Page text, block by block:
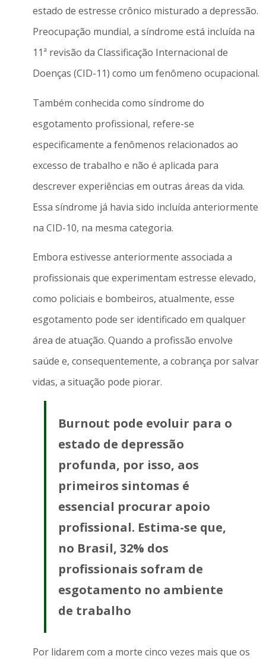
estado de estresse crônico misturado a depressão.
Preocupação mundial, a síndrome está incluída na
11ª revisão da Classificação Internacional de
Doenças (CID-11) como um fenômeno ocupacional.
Também conhecida como síndrome do
esgotamento profissional, refere-se
especificamente a fenômenos relacionados ao
excesso de trabalho e não é aplicada para
descrever experiências em outras áreas da vida.
Essa síndrome já havia sido incluída anteriormente
na CID-10, na mesma categoria.
Embora estivesse anteriormente associada a
profissionais que experimentam estresse elevado,
como policiais e bombeiros, atualmente, esse
esgotamento pode ser identificado em qualquer
área de atuação. Quando a profissão envolve
saúde e, consequentemente, a cobrança por salvar
vidas, a situação pode piorar.
Burnout pode evoluir para o
estado de depressão
profunda, por isso, aos
primeiros sintomas é
essencial procurar apoio
profissional. Estima-se que,
no Brasil, 32% dos
profissionais sofram de
esgotamento no ambiente
de trabalho
Por lidarem com a morte cinco vezes mais que os